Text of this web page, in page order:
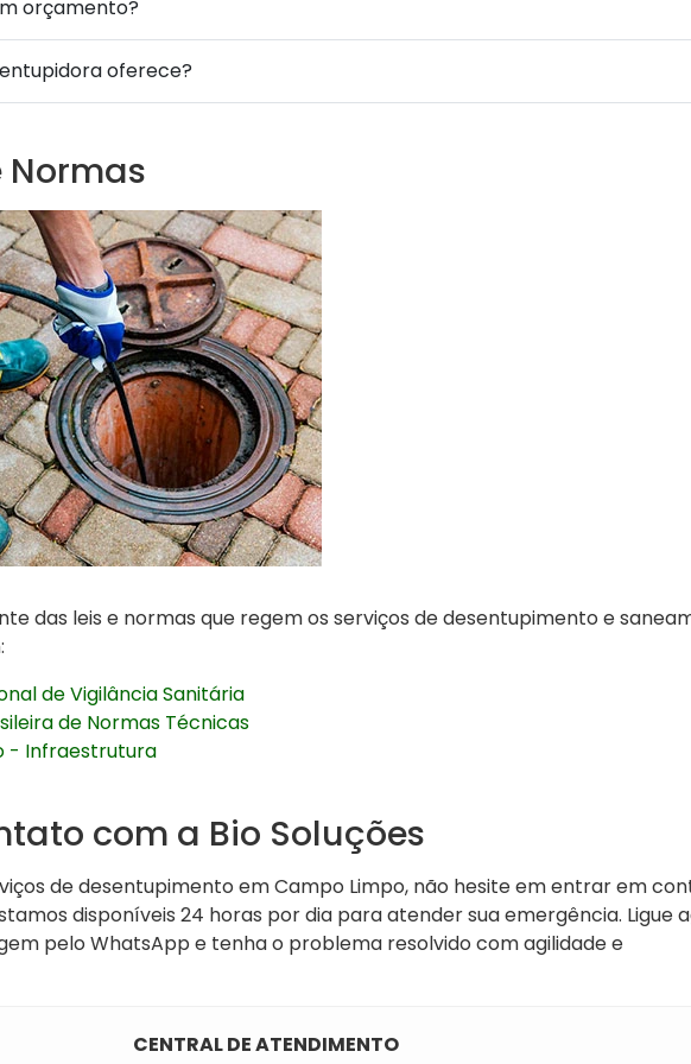
orçamento?
oferece?
das leis e normas que regem os serviços de desentupimento e
de Vigilância Sanitária
de Normas Técnicas
- Infraestrutura
com a Bio Soluções
de desentupimento em Campo Limpo, não hesite em entrar em
disponíveis 24 horas por dia para atender sua emergência. Ligue
pelo WhatsApp e tenha o problema resolvido com agilidade e
CENTRAL DE ATENDIMENTO